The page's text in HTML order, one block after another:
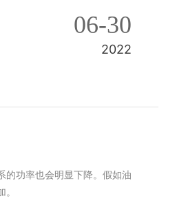
06-30
2022
的功率也会明显下降。假如油